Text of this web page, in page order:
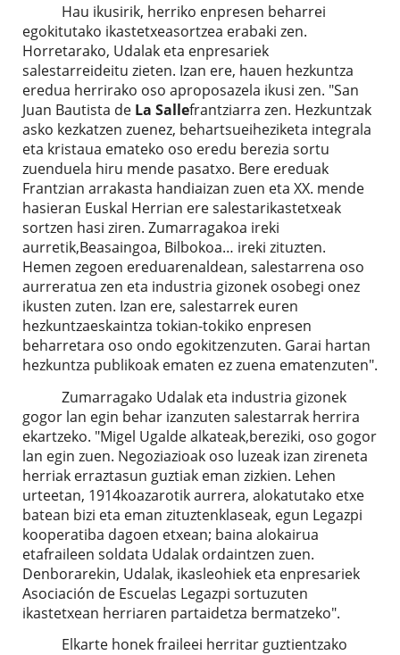
Hau ikusirik, herriko enpresen beharrei
egokitutako ikastetxeasortzea erabaki zen.
Horretarako, Udalak eta enpresariek
salestarreideitu zieten. Izan ere, hauen hezkuntza
eredua herrirako oso aproposazela ikusi zen. "San
Juan Bautista de La Sallefrantziarra zen. Hezkuntzak
asko kezkatzen zuenez, behartsueiheziketa integrala
eta kristaua emateko oso eredu berezia sortu
zuenduela hiru mende pasatxo. Bere ereduak
Frantzian arrakasta handiaizan zuen eta XX. mende
hasieran Euskal Herrian ere salestarikastetxeak
sortzen hasi ziren. Zumarragakoa ireki
aurretik,Beasaingoa, Bilbokoa… ireki zituzten.
Hemen zegoen ereduarenaldean, salestarrena oso
aurreratua zen eta industria gizonek osobegi onez
ikusten zuten. Izan ere, salestarrek euren
hezkuntzaeskaintza tokian-tokiko enpresen
beharretara oso ondo egokitzenzuten. Garai hartan
hezkuntza publikoak ematen ez zuena ematenzuten".
Zumarragako Udalak eta industria gizonek
gogor lan egin behar izanzuten salestarrak herrira
ekartzeko. "Migel Ugalde alkateak,bereziki, oso gogor
lan egin zuen. Negoziazioak oso luzeak izan zireneta
herriak erraztasun guztiak eman zizkien. Lehen
urteetan, 1914koazarotik aurrera, alokatutako etxe
batean bizi eta eman zituztenklaseak, egun Legazpi
kooperatiba dagoen etxean; baina alokairua
etafraileen soldata Udalak ordaintzen zuen.
Denborarekin, Udalak, ikasleohiek eta enpresariek
Asociación de Escuelas Legazpi sortuzuten
ikastetxean herriaren partaidetza bermatzeko".
Elkarte honek fraileei herritar guztientzako